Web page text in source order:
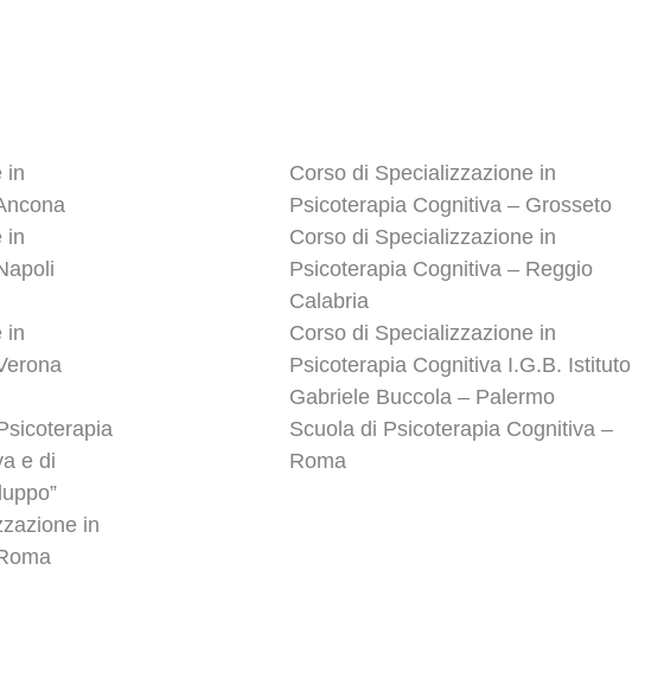
in
Corso di Specializzazione in
Psicoterapia Cognitiva – Grosseto
in
Corso di Specializzazione in
Psicoterapia Cognitiva – Reggio
Calabria
in
Corso di Specializzazione in
Psicoterapia Cognitiva I.G.B. Istituto
Gabriele Buccola – Palermo
e di
Scuola di Psicoterapia Cognitiva –
Roma
in